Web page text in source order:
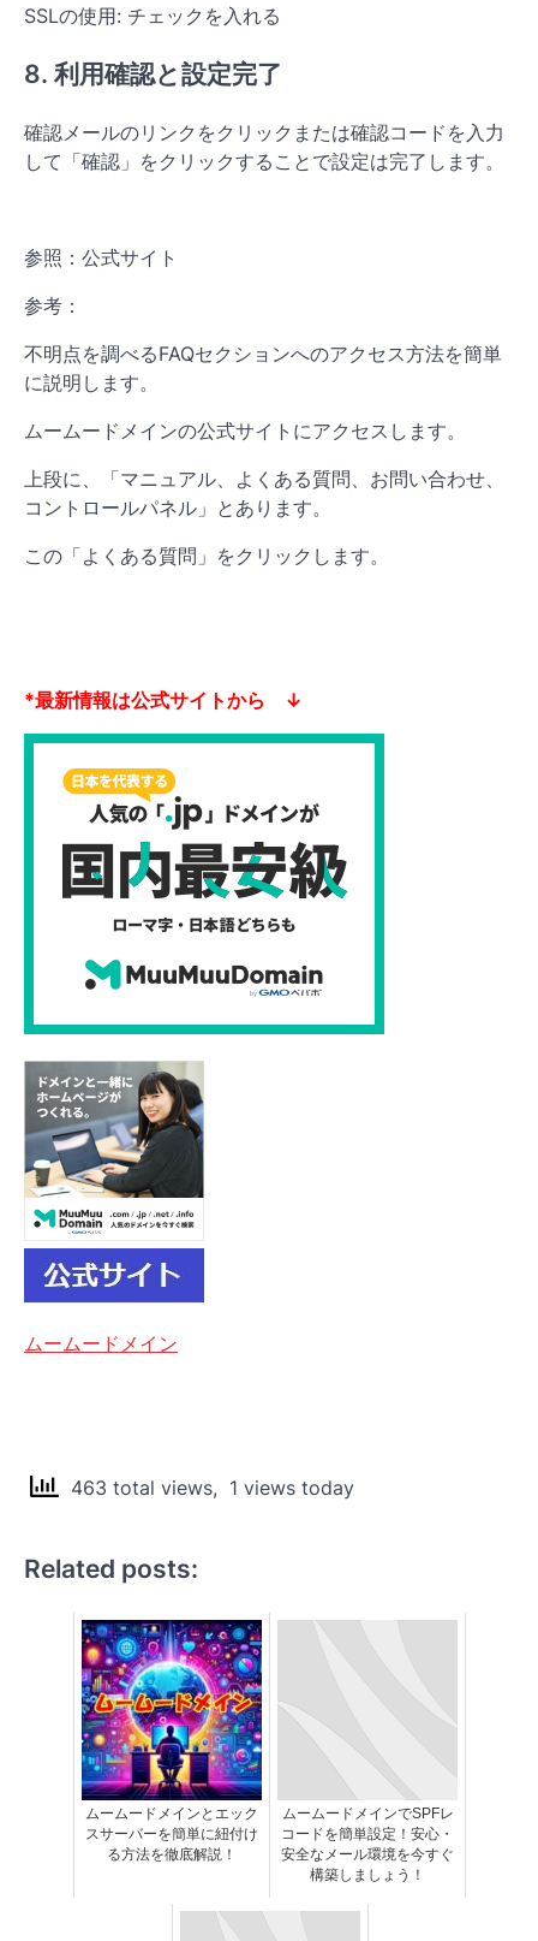
SSLの使用: チェックを入れる
8. 利用確認と設定完了
確認メールのリンクをクリックまたは確認コードを入力
して「確認」をクリックすることで設定は完了します。
参照：公式サイト
参考：
不明点を調べるFAQセクションへのアクセス方法を簡単
に説明します。
ムームードメインの公式サイトにアクセスします。
上段に、「マニュアル、よくある質問、お問い合わせ、
コントロールパネル」とあります。
この「よくある質問」をクリックします。
*最新情報は公式サイトから ↓
ムームードメイン
463 total views, 1 views today
Related posts:
ムームードメインとエック
スサーバーを簡単に紐付け
る方法を徹底解説！
ムームードメインでSPFレ
コードを簡単設定！安心・
安全なメール環境を今すぐ
構築しましょう！